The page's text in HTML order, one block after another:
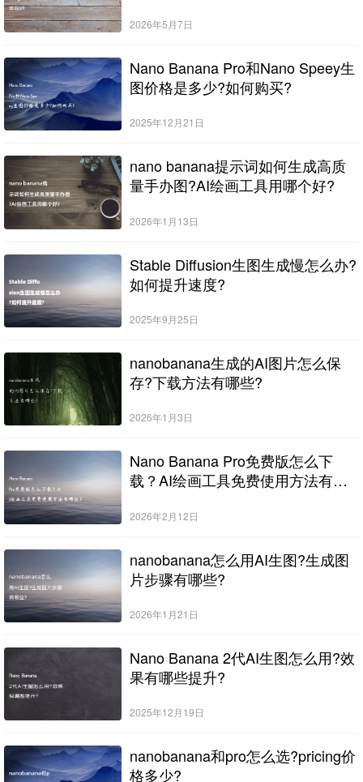
2026年5月7日
Nano Banana Pro和Nano Speey生
图价格是多少?如何购买?
2025年12月21日
nano banana提示词如何生成高质
量手办图?AI绘画工具用哪个好?
2026年1月13日
Stable Diffusion生图生成慢怎么办?
如何提升速度?
2025年9月25日
nanobanana生成的AI图片怎么保
存?下载方法有哪些?
2026年1月3日
Nano Banana Pro免费版怎么下
载？AI绘画工具免费使用方法有哪
2026年2月12日
nanobanana怎么用AI生图?生成图
片步骤有哪些?
2026年1月21日
Nano Banana 2代AI生图怎么用?效
果有哪些提升?
2025年12月19日
nanobanana和pro怎么选?pricing价
格多少?